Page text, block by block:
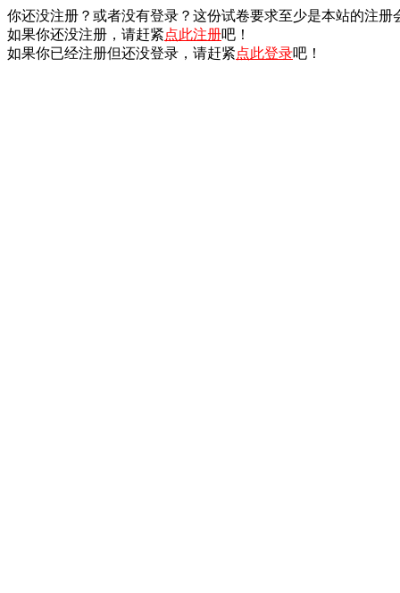
你还没注册？或者没有登录？这份试卷要求至少是本站的注册
如果你还没注册，请赶紧点此注册吧！
如果你已经注册但还没登录，请赶紧点此登录吧！